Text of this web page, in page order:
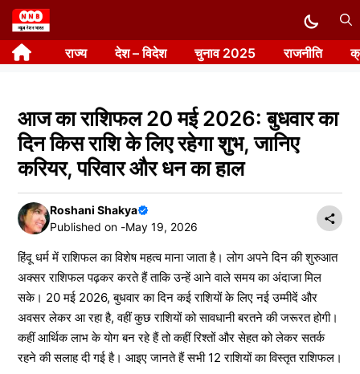
Skip
to
content राज्य देश – विदेश चुनाव 2025 राजनीति
आज का राशिफल 20 मई 2026: बुधवार का
दिन किस राशि के लिए रहेगा शुभ, जानिए
करियर, परिवार और धन का हाल
Roshani Shakya
Published on -May 19, 2026
हिंदू धर्म में राशिफल का विशेष महत्व माना जाता है। लोग अपने दिन की शुरुआत
अक्सर राशिफल पढ़कर करते हैं ताकि उन्हें आने वाले समय का अंदाजा मिल
सके। 20 मई 2026, बुधवार का दिन कई राशियों के लिए नई उम्मीदें और
अवसर लेकर आ रहा है, वहीं कुछ राशियों को सावधानी बरतने की जरूरत होगी।
कहीं आर्थिक लाभ के योग बन रहे हैं तो कहीं रिश्तों और सेहत को लेकर सतर्क
रहने की सलाह दी गई है। आइए जानते हैं सभी 12 राशियों का विस्तृत राशिफल।